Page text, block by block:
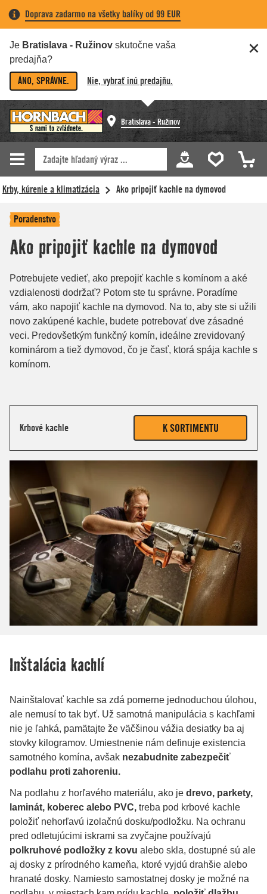
Doprava zadarmo na všetky balíky od 99 EUR
Je Bratislava - Ružinov skutočne vaša
predajňa?
ÁNO, SPRÁVNE. Nie, vybrať inú predajňu.
Bratislava - Ružinov